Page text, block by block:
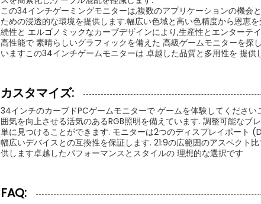
この34インチゲーミングモニターは,複数のアプリケーションの機会
ための浸透的な環境を提供します.幅広い色域と高い色精度から恩恵
続性と エルゴノミックなカーブデザインにより,生産性とエンターテ
高性能で 素晴らしいグラフィックを備えた 高級ゲームモニターを
いますこの34インチゲームモニターは 卓越した品質と多用性を 提供
カスタマイズ:
34インチのカーブドPCゲームモニターで ゲームを体験してくださ
囲気を向上させる活気のあるRGB照明を備えています. 調整可能な
単に見つけることができます. モニターは2つのディスプレイポート
幅広いデバイスとの互換性を保証します. 21:9の広範囲のアスペクト
供します卓越したパフォーマンスとスタイルの 理想的な選択です
FAQ: